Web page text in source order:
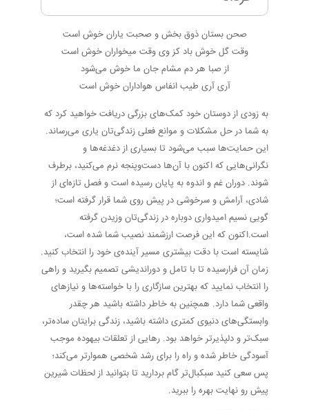
صحن بستان ذوق بخش و صحبت یاران خوش است
وقت گل خوش باد کز وی وقت میخواران خوش است
از صبا هر دم مشام جان ما خوش می‌شود
آری آری طیب انفاس هواداران خوش است
به زودی از دوستان خود کمک‌های بزرگی دریافت خواهید کرد که
به شما در حل مشکلات و موانع فعلی زندگی‌تان یاری می‌رساند.
این حمایت‌ها سبب می‌شود تا بسیاری از دغدغه‌ها و
نگرانی‌هایی که اکنون با آن‌ها دست‌وپنجه نرم می‌کنید، برطرف
شوند. دوران غم و اندوه به پایان رسیده است و فصل تازه‌ای از
شادی، آرامش و سرخوشی در پیش روی شما قرار گرفته است؛
گویی نسیم امیدواری دوباره در زندگی‌تان وزیدن گرفته
است.اکنون که این فرصت ارزشمند نصیب شما شده است،
شایسته است با دقت بیشتری مسیر آینده‌ی خود را انتخاب کنید.
زمان آن فرارسیده تا با تامل و دوراندیشی تصمیم بگیرید و راهی
را انتخاب نمایید که بهترین سازگاری را با خواسته‌ها و نیازهای
واقعی شما دارد. همچنین به خاطر داشته باشید هر چقدر
وابستگی‌های دنیوی کمتری داشته باشید، زندگی برایتان ساده‌تر،
سبک‌تر و دلپذیرتر خواهد بود. رهایی از تعلقات بیهوده موجب
آسودگی خاطر شده و راه را برای رشد شخصی هموارتر می‌کند؛
پس سعی کنید سبکبال‌تر گام بردارید تا بتوانید از لحظات شیرین
پیش رو نهایت بهره را ببرید.